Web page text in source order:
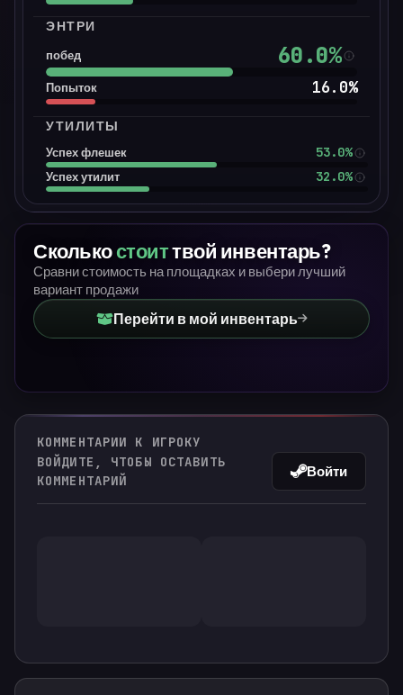
ЭНТРИ
побед 60.0%
Попыток 16.0%
УТИЛИТЫ
Успех флешек 53.0%
Успех утилит 32.0%
Сколькостоиттвой инвентарь?
Сравни стоимость на площадках и выбери лучший
вариант продажи
Перейти в мой инвентарь
КОММЕНТАРИИ К ИГРОКУ
ВОЙДИТЕ, ЧТОБЫ ОСТАВИТЬ
КОММЕНТАРИЙ
Войти